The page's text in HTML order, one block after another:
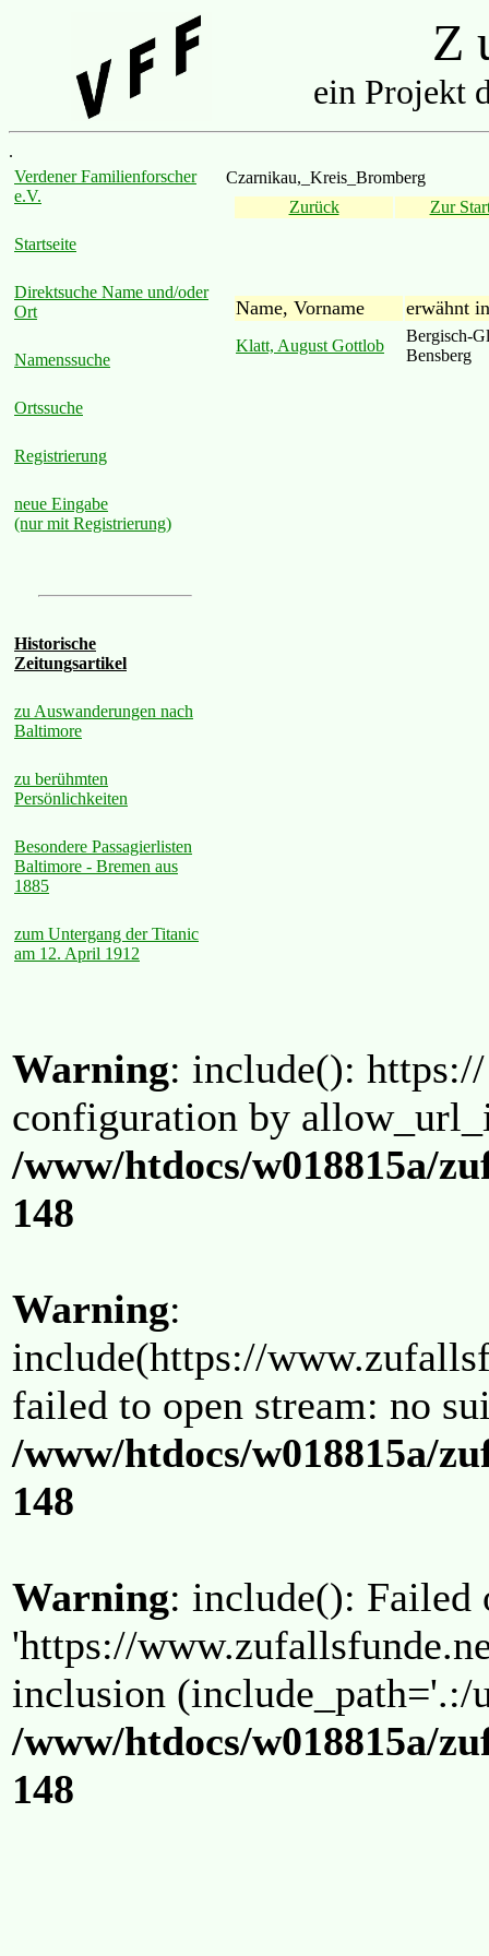
Z
ein Projekt
.
Verdener Familienforscher
e.V.
Startseite
Direktsuche Name und/oder
Ort
Namenssuche
Ortssuche
Registrierung
neue Eingabe
(nur mit Registrierung)
Historische
Zeitungsartikel
zu Auswanderungen nach
Baltimore
zu berühmten
Persönlichkeiten
Besondere Passagierlisten
Baltimore - Bremen aus
1885
zum Untergang der Titanic
am 12. April 1912
Czarnikau,_Kreis_Bromberg
Zurück
Zur
Name, Vorname erwähnt in
Klatt, August Gottlob
Bergisch-
Bensberg
Warning: include():
configuration by
/www/htdocs/w018815a/
148
Warning:
include(https://
failed to open stream: no
/www/htdocs/w018815a/
148
Warning: include(): Failed
'https://
inclusion (include_path='.:/
/www/htdocs/w018815a/
148